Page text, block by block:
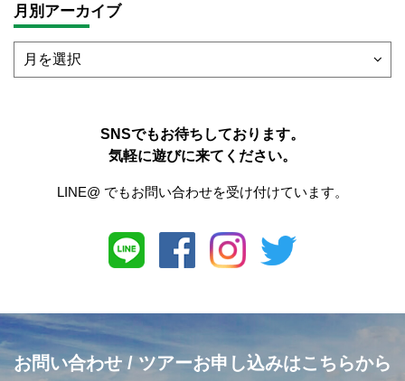
月別アーカイブ
SNSでもお待ちしております。
気軽に遊びに来てください。
LINE@ でもお問い合わせを受け付けています。
お問い合わせ / ツアーお申し込みはこちらから